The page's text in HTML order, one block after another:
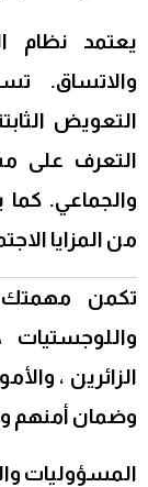
يعتمد نظام
والاتساق.
التعويض
التعرف على
والجماعي.
من المزايا
تكمن مهمتك
الزائرين ،
وضمان أمنهم
المسؤوليات